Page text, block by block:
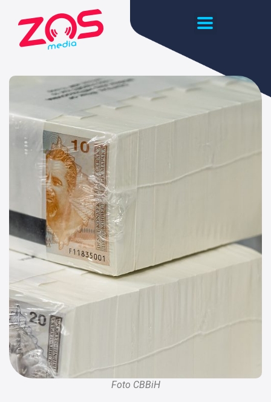
Foto CBBiH